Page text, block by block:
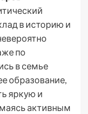
в историю и
по
в семье
образование,
яркую и
активным